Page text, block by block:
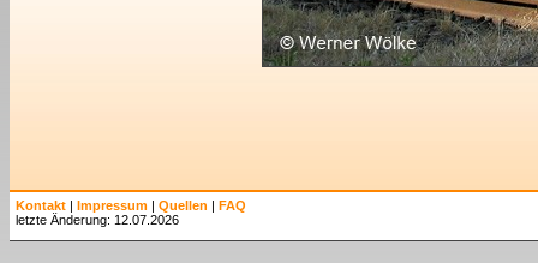
Kontakt | Impressum | Quellen | FAQ
letzte Änderung: 12.07.2026